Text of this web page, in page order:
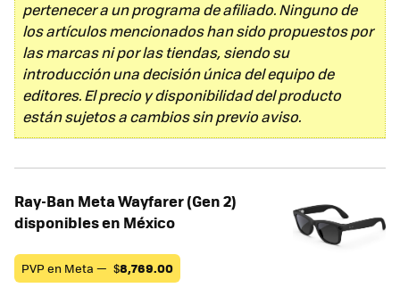
pertenecer a un programa de afiliado. Ninguno de
los artículos mencionados han sido propuestos por
las marcas ni por las tiendas, siendo su
introducción una decisión única del equipo de
editores. El precio y disponibilidad del producto
están sujetos a cambios sin previo aviso.
Ray-Ban Meta Wayfarer (Gen 2)
disponibles en México
PVP en Meta — $8,769.00